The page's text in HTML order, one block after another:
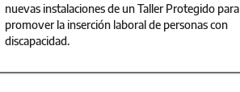
nuevas instalaciones de un Taller Protegido para
promover la inserción laboral de personas con
discapacidad.